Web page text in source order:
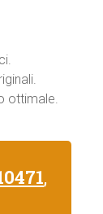
ottimale.
,